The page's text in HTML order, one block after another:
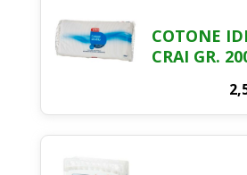
COTONE
CRAI GR.